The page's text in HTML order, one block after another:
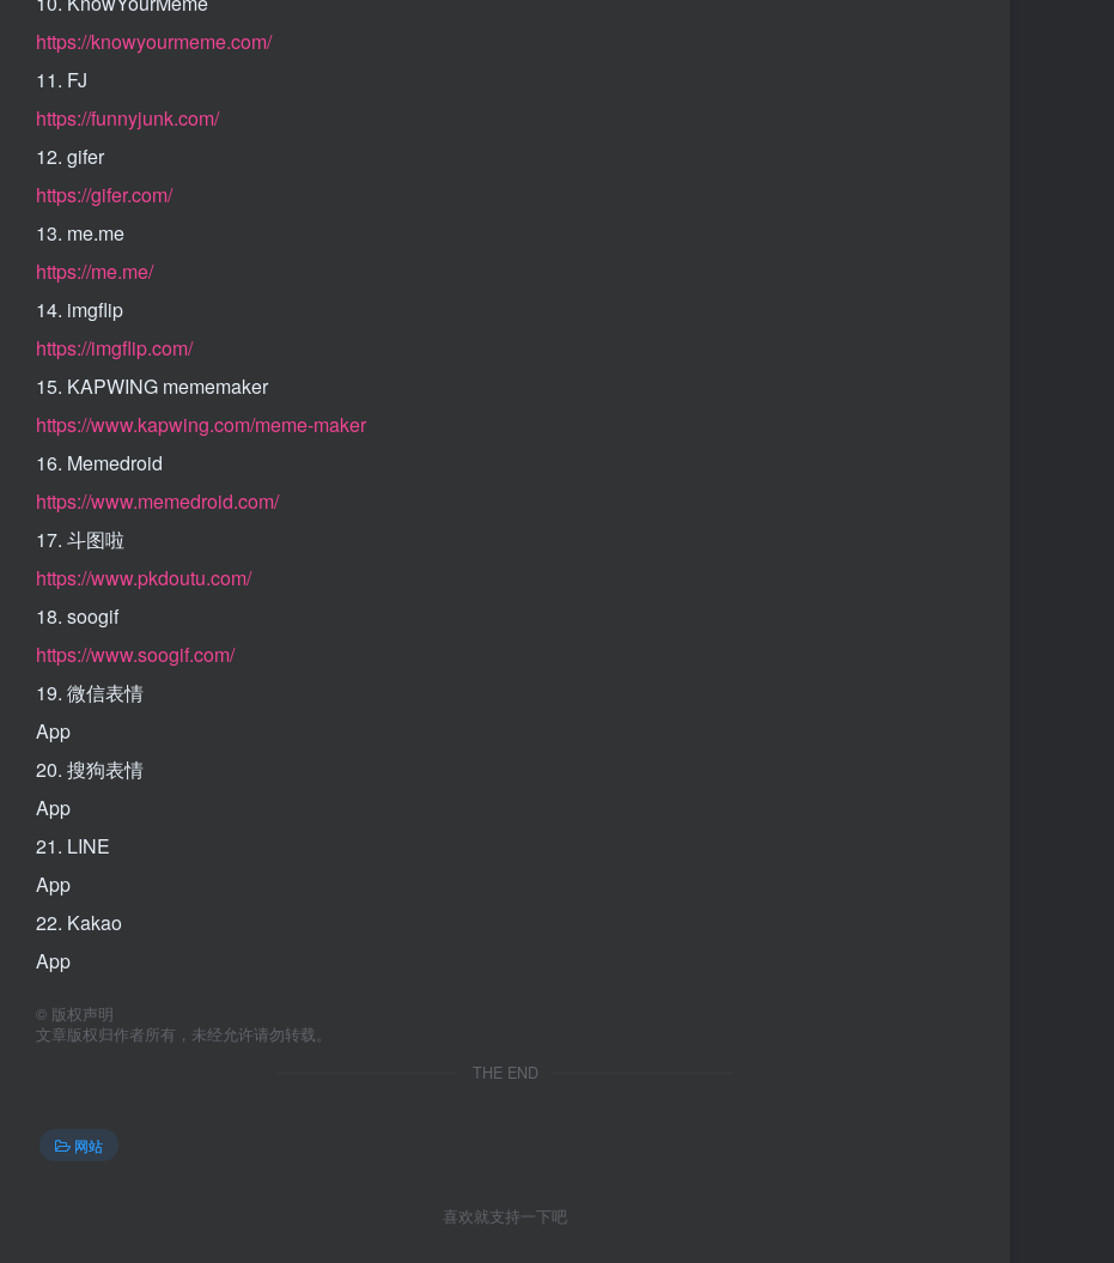
https://knowyourmeme.com/
11. FJ
https://funnyjunk.com/
12. gifer
https://gifer.com/
13. me.me
https://me.me/
14. imgflip
https://imgflip.com/
15. KAPWING mememaker
https://www.kapwing.com/meme-maker
16. Memedroid
https://www.memedroid.com/
17. 斗图啦
https://www.pkdoutu.com/
18. soogif
https://www.soogif.com/
19. 微信表情
App
20. 搜狗表情
App
21. LINE
App
22. Kakao
App
© 版权声明
文章版权归作者所有，未经允许请勿转载。
THE END
网站
喜欢就支持一下吧